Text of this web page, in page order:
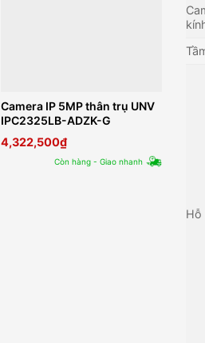
Camera IP 5MP thân trụ UNV
IPC2325LB-ADZK-G
4,322,500₫
Còn hàng - Giao nhanh
Hỗ